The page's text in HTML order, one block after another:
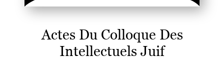
Actes Du Colloque Des
Intellectuels Juif